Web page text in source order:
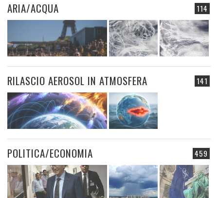
114
ARIA/ACQUA
141
RILASCIO AEROSOL IN ATMOSFERA
459
POLITICA/ECONOMIA